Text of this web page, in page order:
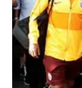
toplumu
kılınması ve
reklam/
sınırlı olarak